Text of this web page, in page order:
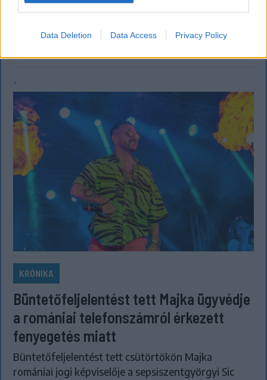
Data Deletion Data Access Privacy Policy
rendeleteket is kibocsátottak azután, hogy szombat
elsőbbségadási vita nyomán.
`
KRÓNIKA
Büntetőfeljelentést tett Majka ügyvédje
a romániai telefonszámról érkezett
fenyegetés miatt
Büntetőfeljelentést tett csütörtökön Majka
romániai jogi képviselője a sepsiszentgyörgyi Sic